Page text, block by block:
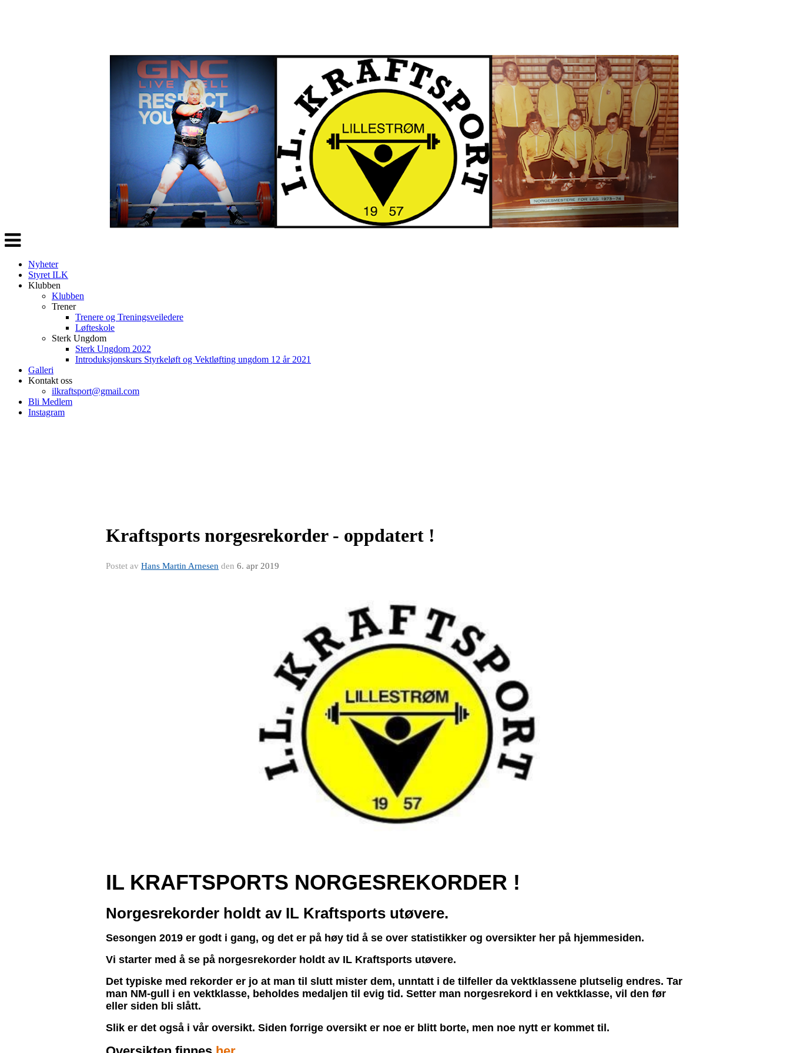
Veksle
navigasjon
Nyheter
Styret ILK
Klubben
Klubben
Trener
Trenere og Treningsveiledere
Løfteskole
Sterk Ungdom
Sterk Ungdom 2022
Introduksjonskurs Styrkeløft og Vektløfting ungdom 12 år 2021
Galleri
Kontakt oss
ilkraftsport@gmail.com
Bli Medlem
Instagram
Kraftsports norgesrekorder - oppdatert !
Postet av Hans Martin Arnesen den 6. apr 2019
IL KRAFTSPORTS NORGESREKORDER !
Norgesrekorder holdt av IL Kraftsports utøvere.
Sesongen 2019 er godt i gang, og det er på høy tid å se over statistikker og oversikter her på hjemmesiden.
Vi starter med å se på norgesrekorder holdt av IL Kraftsports utøvere.
Det typiske med rekorder er jo at man til slutt mister dem, unntatt i de tilfeller da vektklassene plutselig endres. Tar
man NM-gull i en vektklasse, beholdes medaljen til evig tid. Setter man norgesrekord i en vektklasse, vil den før
eller siden bli slått.
Slik er det også i vår oversikt. Siden forrige oversikt er noe er blitt borte, men noe nytt er kommet til.